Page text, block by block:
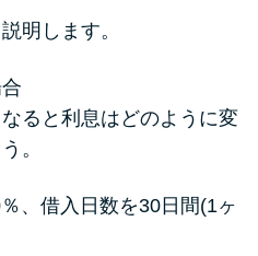
明します。
ると利息はどのように変
。
、借入日数を30日間(1ヶ